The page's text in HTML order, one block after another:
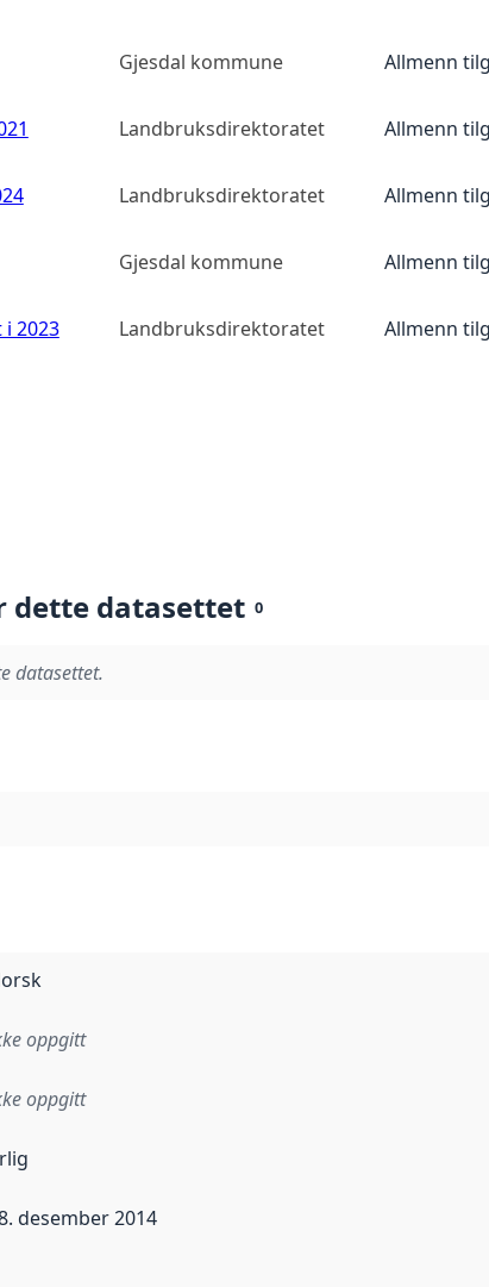
Gjesdal kommune Allmenn
Landbruksdirektoratet Allmenn
Landbruksdirektoratet Allmenn
Gjesdal kommune Allmenn
2023 Landbruksdirektoratet Allmenn
dette datasettet 0
datasettet.
oppgitt
oppgitt
i dette datasettet første gang ble utgitt. Det kan
desember 2014